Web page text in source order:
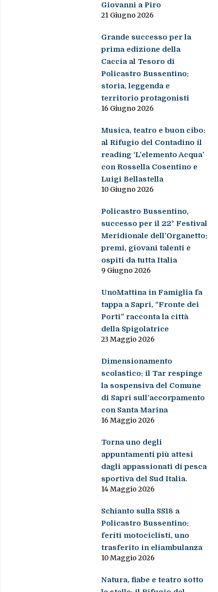
Giovanni a Piro
21 Giugno 2026
Grande successo per la
prima edizione della
Caccia al Tesoro di
Policastro Bussentino:
storia, leggenda e
territorio protagonisti
16 Giugno 2026
Musica, teatro e buon cibo:
al Rifugio del Contadino il
reading ‘L’elemento Acqua’
con Rossella Cosentino e
Luigi Bellastella
10 Giugno 2026
Policastro Bussentino,
successo per il 22° Festival
Meridionale dell’Organetto:
premi, giovani talenti e
ospiti da tutta Italia
9 Giugno 2026
UnoMattina in Famiglia fa
tappa a Sapri, “Fronte dei
Porti” racconta la città
della Spigolatrice
23 Maggio 2026
Dimensionamento
scolastico: il Tar respinge
la sospensiva del Comune
di Sapri sull’accorpamento
con Santa Marina
16 Maggio 2026
Torna uno degli
appuntamenti più attesi
dagli appassionati di pesca
sportiva del Sud Italia.
14 Maggio 2026
Schianto sulla SS18 a
Policastro Bussentino:
feriti motociclisti, uno
trasferito in eliambulanza
10 Maggio 2026
Natura, fiabe e teatro sotto